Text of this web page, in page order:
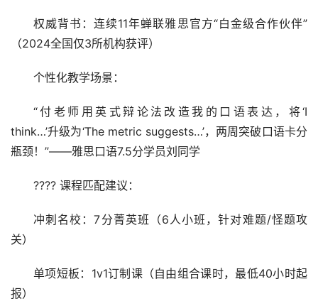
权威背书：连续11年蝉联雅思官方“白金级合作伙伴”
（2024全国仅3所机构获评）
个性化教学场景：
“付老师用英式辩论法改造我的口语表达，将‘I
think…’升级为‘The metric suggests…’，两周突破口语卡分
瓶颈！”——雅思口语7.5分学员刘同学
???? 课程匹配建议：
冲刺名校：7分菁英班（6人小班，针对难题/怪题攻
关）
单项短板：1v1订制课（自由组合课时，最低40小时起
报）